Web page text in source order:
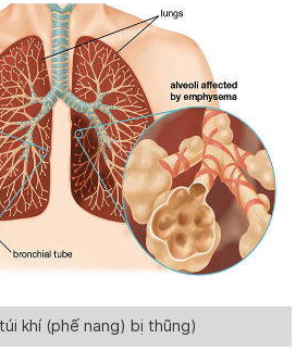
khí (phế nang) bị thũng)